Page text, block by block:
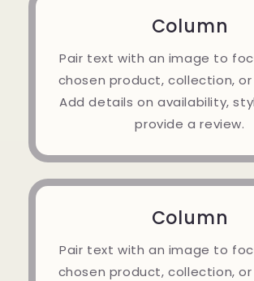
Column
Pair text with an image to
chosen product, collection,
Add details on availability,
provide a review.
Column
Pair text with an image to
chosen product, collection,